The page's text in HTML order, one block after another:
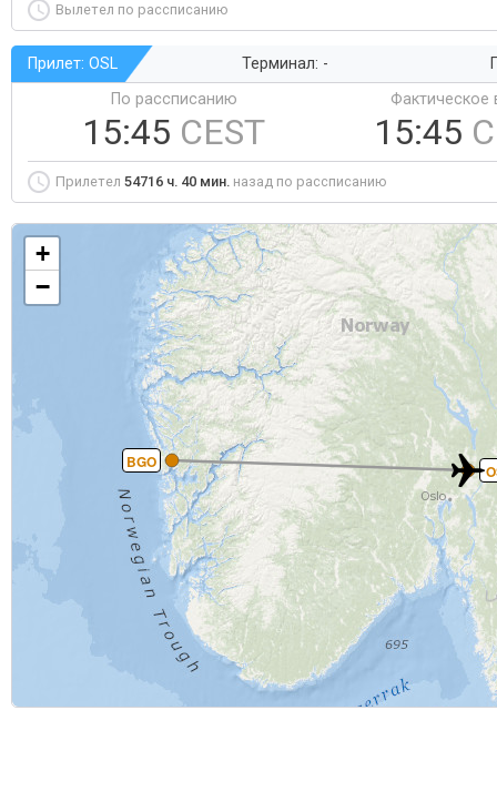
Вылетел по рассписанию
Прилет: OSL Терминал: -
По рассписанию
15:45 CEST
Фактическое
15:45
Прилетел 54716 ч. 40 мин. назад по рассписанию
BGO
+
−